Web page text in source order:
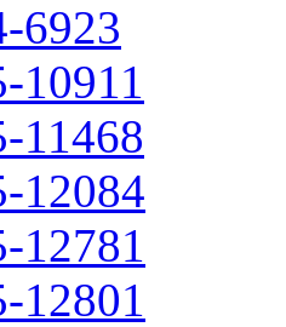
6923
10911
11468
12084
12781
12801